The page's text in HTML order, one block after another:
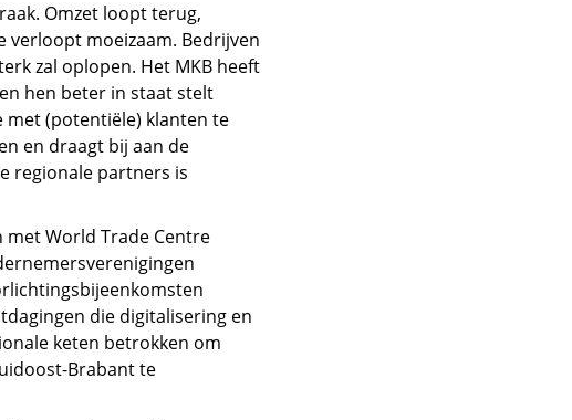
Omzet loopt terug,
verloopt moeizaam. Bedrijven
zal oplopen. Het MKB heeft
hen beter in staat stelt
met (potentiële) klanten te
en draagt bij aan de
regionale partners is
met World Trade Centre
die digitalisering en
keten betrokken om
Brabant te